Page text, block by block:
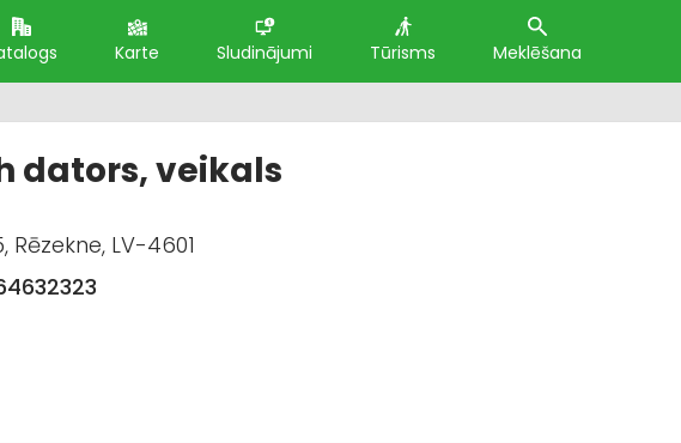
Karte Sludinājumi Tūrisms Meklēšana
dators, veikals
Rēzekne, LV-4601